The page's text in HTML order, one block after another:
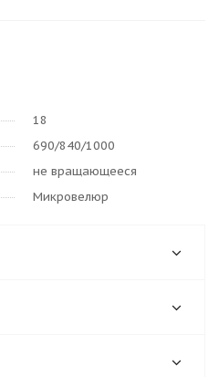
18
690/840/1000
не вращающееся
Микровелюр